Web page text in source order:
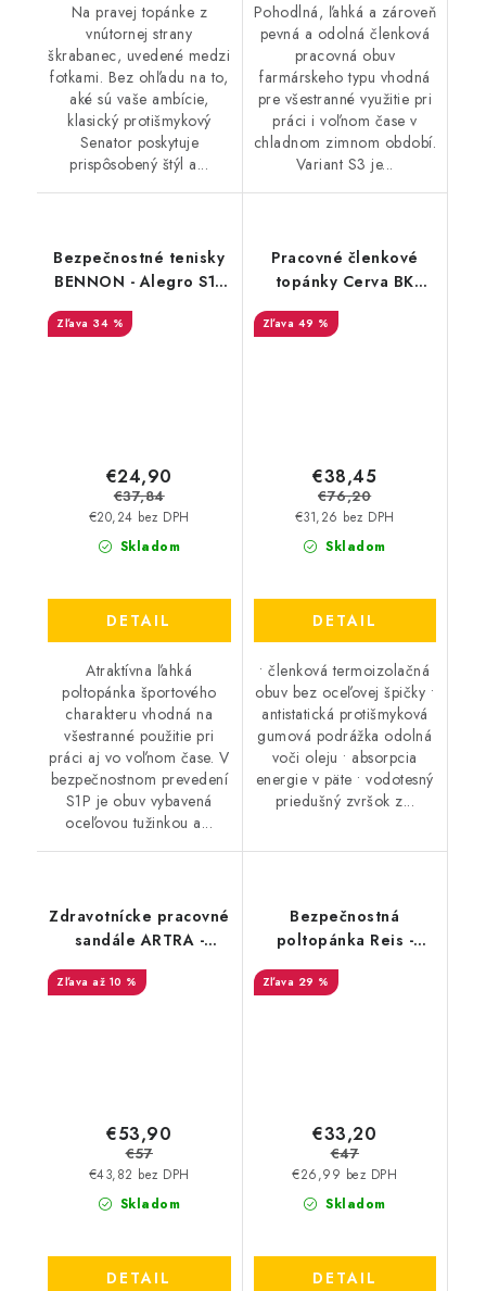
Na pravej topánke z
vnútornej strany
škrabanec, uvedené medzi
fotkami. Bez ohľadu na to,
aké sú vaše ambície,
klasický protišmykový
Senator poskytuje
prispôsobený štýl a...
Pohodlná, ľahká a zároveň
pevná a odolná členková
pracovná obuv
farmárskeho typu vhodná
pre všestranné využitie pri
práci i voľnom čase v
chladnom zimnom období.
Variant S3 je...
Bezpečnostné tenisky
BENNON - Alegro S1P
ESD - žlté - Výpredaj
34 %
Skladom
€20,24 bez DPH
€24,90
€37,84
DETAIL
Atraktívna ľahká
poltopánka športového
charakteru vhodná na
všestranné použitie pri
práci aj vo voľnom čase. V
bezpečnostnom prevedení
S1P je obuv vybavená
oceľovou tužinkou a...
Pracovné členkové
topánky Cerva BK
Farmer O2 CI SRC -
čierne - výpredaj
49 %
Skladom
€31,26 bez DPH
€38,45
€76,20
DETAIL
• členková termoizolačná
obuv bez oceľovej špičky •
antistatická protišmyková
gumová podrážka odolná
voči oleju • absorpcia
energie v päte • vodotesný
priedušný zvršok z...
Zdravotnícke pracovné
sandále ARTRA -
FO - Akciová cena
až 10 %
Skladom
€43,82 bez DPH
€53,90
€57
DETAIL
Bezpečnostná
poltopánka Reis -
Akciová cena
29 %
Skladom
€26,99 bez DPH
€33,20
€47
DETAIL